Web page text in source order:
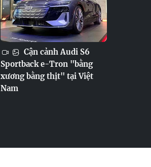
Cận cảnh Audi S6
Sportback e-Tron "bằng
xương bằng thịt" tại Việt
Nam